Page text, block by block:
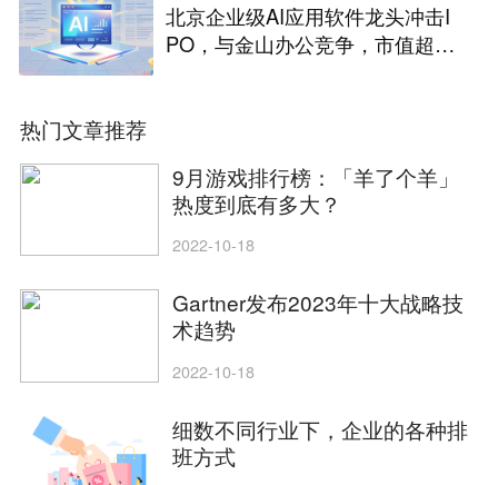
北京企业级AI应用软件龙头冲击I
PO，与金山办公竞争，市值超33
热门文章推荐
9月游戏排行榜：「羊了个羊」
热度到底有多大？
2022-10-18
Gartner发布2023年十大战略技
术趋势
2022-10-18
细数不同行业下，企业的各种排
班方式